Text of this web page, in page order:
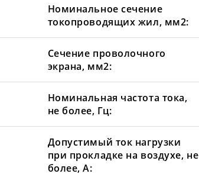
Номинальное сечение
токопроводящих жил, мм2:
Сечение проволочного
экрана, мм2:
Номинальная частота тока,
не более, Гц:
Допустимый ток нагрузки
при прокладке на воздухе, не
более, А: